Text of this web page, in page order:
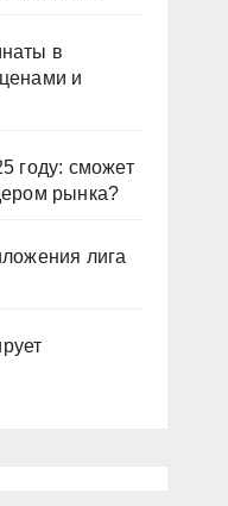
в
и
году: сможет
рынка?
лига